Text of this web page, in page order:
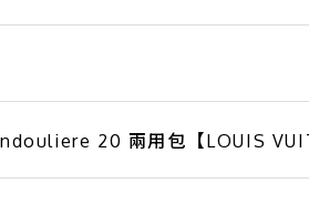
20 兩用包【LOUIS